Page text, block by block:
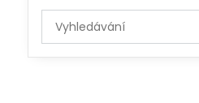
Prohledat
výsledky
filtru